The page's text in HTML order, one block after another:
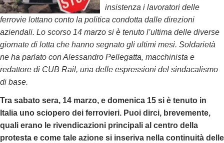
insistenza i lavoratori delle
ferrovie lottano conto la politica condotta dalle direzioni
aziendali. Lo scorso 14 marzo si è tenuto l’ultima delle diverse
giornate di lotta che hanno segnato gli ultimi mesi. Soldarietà
ne ha parlato con Alessandro Pellegatta, macchinista e
redattore di CUB Rail, una delle espressioni del sindacalismo
di base.
Tra sabato sera, 14 marzo, e domenica 15 si è tenuto in
Italia uno sciopero dei ferrovieri. Puoi dirci, brevemente,
quali erano le rivendicazioni principali al centro della
protesta e come tale azione si inseriva nella continuità delle